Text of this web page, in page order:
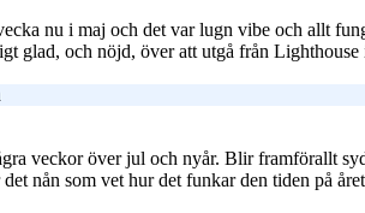
nu i maj och det var lugn vibe och allt
glad, och nöjd, över att utgå från Lighthouse
veckor över jul och nyår. Blir framförallt
nån som vet hur det funkar den tiden på